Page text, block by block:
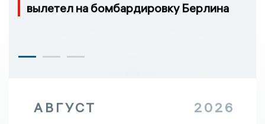
вылетел на бомбардировку Берлина
АВГУСТ 2026